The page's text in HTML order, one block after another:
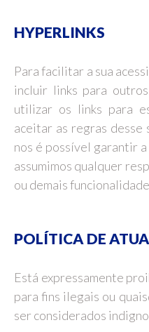
HYPERLINKS
Para facilitar a sua
incluir links para
utilizar os links para
aceitar as regras
nos é possível garantir
assumimos qualquer
ou demais
POLÍTICA DE
Está expressamente
para fins ilegais ou
ser considerados